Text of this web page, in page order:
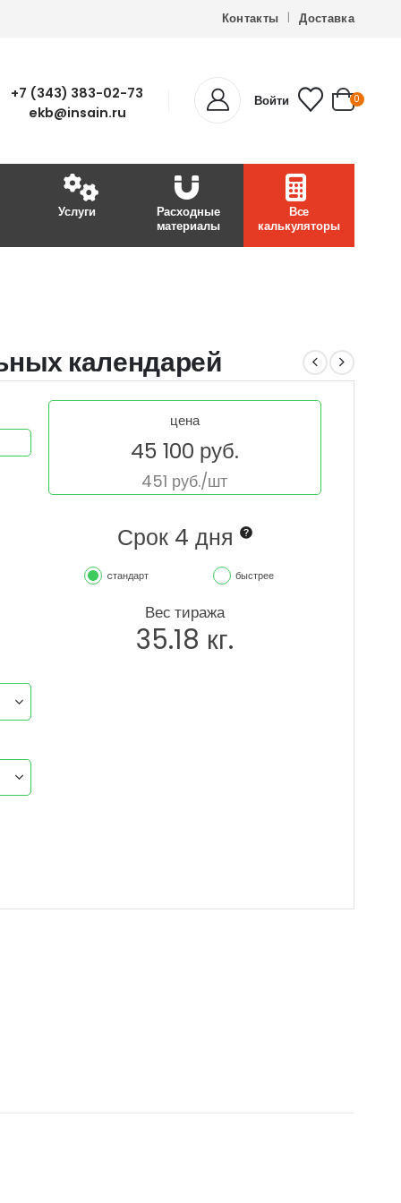
Контакты Доставка
+7 (343) 383-02-73
ekb@insain.ru
Войти 0
Услуги
Расходные
материалы
Все
калькуляторы
календарей
цена
45 100 руб.
451 руб./шт
Срок 4 дня
cтандарт быстрее
Вес тиража
35.18 кг.